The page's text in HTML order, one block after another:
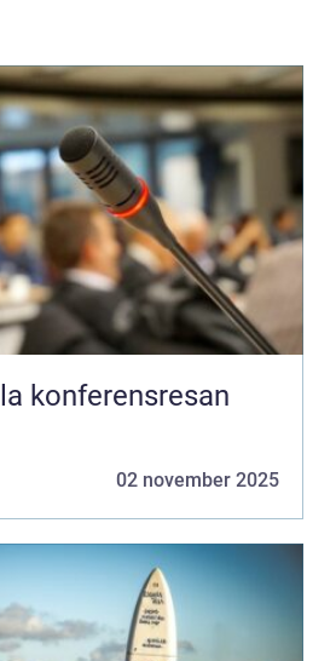
konferensresan
02 november 2025